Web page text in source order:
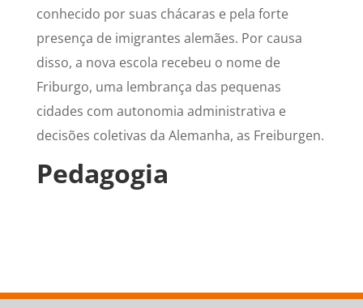
conhecido por suas chácaras e pela forte
presença de imigrantes alemães. Por causa
disso, a nova escola recebeu o nome de
Friburgo, uma lembrança das pequenas
cidades com autonomia administrativa e
decisões coletivas da Alemanha, as Freiburgen.
Pedagogia